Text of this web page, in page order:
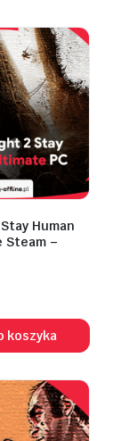
Human
Steam –
koszyka